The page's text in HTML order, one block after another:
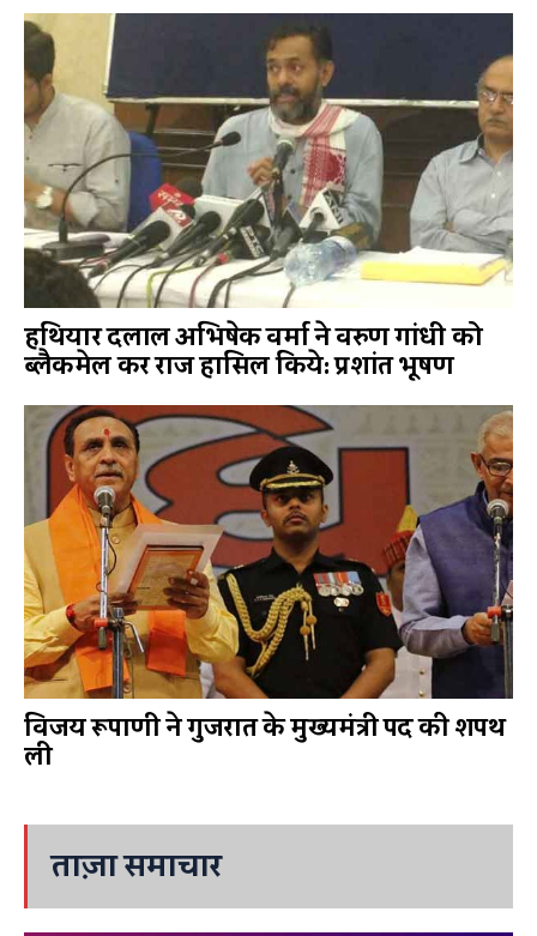
हथियार दलाल अभिषेक वर्मा ने वरुण गांधी को
ब्लैकमेल कर राज हासिल किये: प्रशांत भूषण
विजय रूपाणी ने गुजरात के मुख्यमंत्री पद की शपथ
ली
ताज़ा समाचार